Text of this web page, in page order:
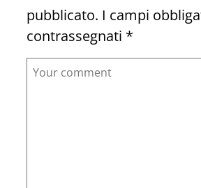
pubblicato. I campi
contrassegnati *
Comment